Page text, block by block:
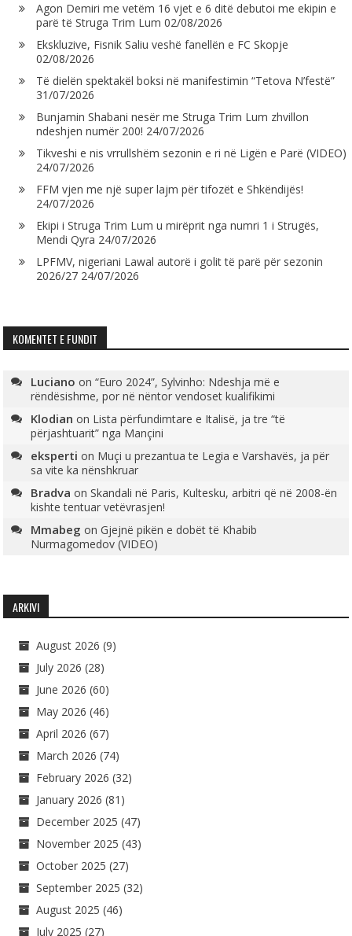
Agon Demiri me vetëm 16 vjet e 6 ditë debutoi me ekipin e
parë të Struga Trim Lum 02/08/2026
Ekskluzive, Fisnik Saliu veshë fanellën e FC Skopje
02/08/2026
Të dielën spektakël boksi në manifestimin “Tetova N’festë”
31/07/2026
Bunjamin Shabani nesër me Struga Trim Lum zhvillon
ndeshjen numër 200! 24/07/2026
Tikveshi e nis vrrullshëm sezonin e ri në Ligën e Parë (VIDEO)
24/07/2026
FFM vjen me një super lajm për tifozët e Shkëndijës!
24/07/2026
Ekipi i Struga Trim Lum u mirëprit nga numri 1 i Strugës,
Mendi Qyra 24/07/2026
LPFMV, nigeriani Lawal autorë i golit të parë për sezonin
2026/27 24/07/2026
KOMENTET E FUNDIT
Luciano on“Euro 2024”, Sylvinho: Ndeshja më e
rëndësishme, por në nëntor vendoset kualifikimi
Klodian on Lista përfundimtare e Italisë, ja tre “të
përjashtuarit” nga Mançini
eksperti on Muçi u prezantua te Legia e Varshavës, ja për
sa vite ka nënshkruar
Bradva onSkandali në Paris, Kultesku, arbitri që në 2008-ën
kishte tentuar vetëvrasjen!
Mmabeg onGjejnë pikën e dobët të Khabib
Nurmagomedov (VIDEO)
ARKIVI
August 2026 (9)
July 2026 (28)
June 2026 (60)
May 2026 (46)
April 2026 (67)
March 2026 (74)
February 2026 (32)
January 2026 (81)
December 2025 (47)
November 2025 (43)
October 2025 (27)
September 2025 (32)
August 2025 (46)
July 2025 (27)